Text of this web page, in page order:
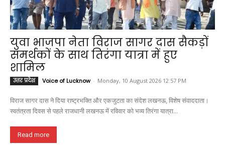
युवा भाजपा नेता विराज सागर दास सैकड़ों
समर्थकों के साथ तिरंगा यात्रा में हुए
शामिल
उत्तर प्रदेश Voice of Lucknow - Monday, 10 August 2026 12:57 PM
विराज सागर दास ने दिया राष्ट्रभक्ति और एकजुटता का संदेश लखनऊ, विशेष संवाददाता।
स्वतंत्रता दिवस से पहले राजधानी लखनऊ में रविवार को भव्य तिरंगा यात्रा...
Read more